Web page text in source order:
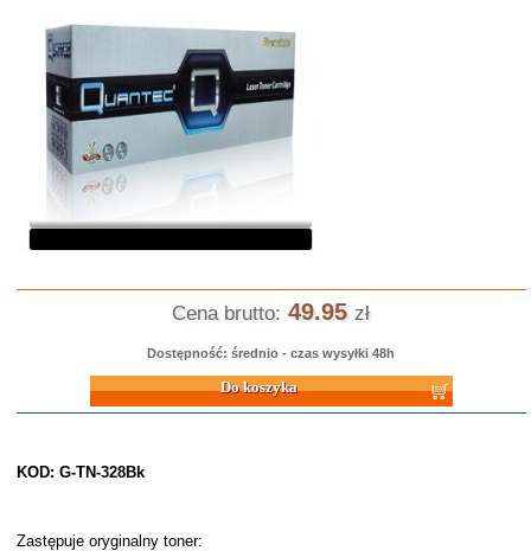
Cena brutto: 49.95 zł
Dostępność: średnio - czas wysyłki 48h
Do koszyka
KOD: G-TN-328Bk
Zastępuje oryginalny toner: